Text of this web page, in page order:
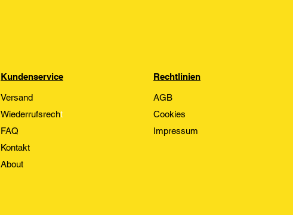
Kundenservice
Versand
Wiederrufsrecht
FAQ
Kontakt
About
Rechtlinien
AGB
Cookies
Impressum